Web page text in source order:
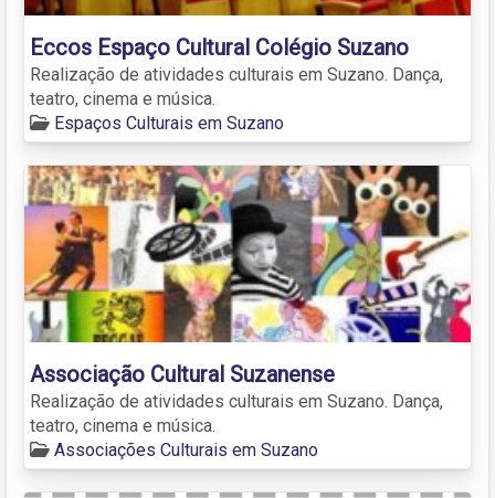
Eccos Espaço Cultural Colégio Suzano
Realização de atividades culturais em Suzano. Dança,
teatro, cinema e música.
Espaços Culturais em Suzano
Associação Cultural Suzanense
Realização de atividades culturais em Suzano. Dança,
teatro, cinema e música.
Associações Culturais em Suzano